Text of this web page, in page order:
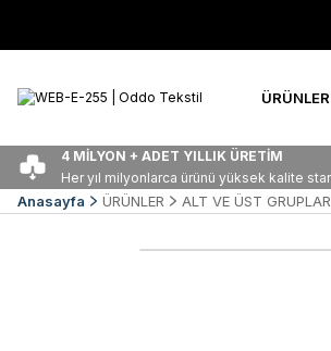
ÜRÜNLER
4 MİLYON + ADET YILLIK ÜRETİM
Her yıl milyonlarca ürünü yüksek kalite
Anasayfa ÜRÜNLER ALT VE ÜST GRUPLAR